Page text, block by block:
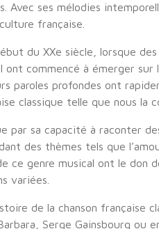
ses mélodies
française.
du XXe siècle, lorsque
commencé à émerger sur
paroles profondes ont
classique telle que nous la
par sa capacité à raconter
des thèmes tels que
ce genre musical ont le don
variées.
de la chanson française
Serge Gainsbourg ou